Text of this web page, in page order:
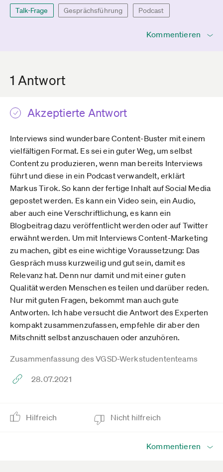
Talk-Frage Gesprächsführung Podcast
Kommentieren
1 Antwort
Akzeptierte Antwort
Interviews sind wunderbare Content-Buster mit einem
vielfältigen Format. Es sei ein guter Weg, um selbst
Content zu produzieren, wenn man bereits Interviews
führt und diese in ein Podcast verwandelt, erklärt
Markus Tirok. So kann der fertige Inhalt auf Social Media
gepostet werden. Es kann ein Video sein, ein Audio,
aber auch eine Verschriftlichung, es kann ein
Blogbeitrag dazu veröffentlicht werden oder auf Twitter
erwähnt werden. Um mit Interviews Content-Marketing
zu machen, gibt es eine wichtige Voraussetzung: Das
Gespräch muss kurzweilig und gut sein, damit es
Relevanz hat. Denn nur damit und mit einer guten
Qualität werden Menschen es teilen und darüber reden.
Nur mit guten Fragen, bekommt man auch gute
Antworten. Ich habe versucht die Antwort des Experten
kompakt zusammenzufassen, empfehle dir aber den
Mitschnitt selbst anzuschauen oder anzuhören.
Zusammenfassung des VGSD-Werkstudententeams
28.07.2021
Hilfreich Nicht hilfreich
Kommentieren